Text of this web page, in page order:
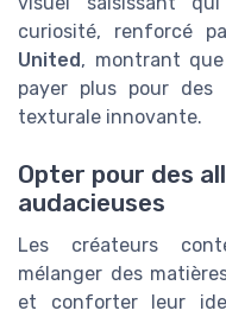
curiosité, renforcé
United, montrant que
payer plus pour des
texturale innovante.
Opter pour des
audacieuses
Les créateurs
mélanger des
et conforter leur